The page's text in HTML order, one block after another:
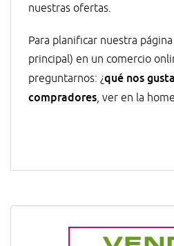
nuestras ofertas.
Para planificar nuestra
principal) en un comercio
preguntarnos: ¿qué nos
compradores, ver en la